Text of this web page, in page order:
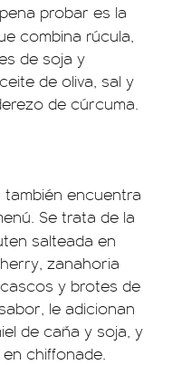
probar es la
combina rúcula,
de soja y
de oliva, sal y
de cúrcuma.
encuentra
Se trata de la
salteada en
zanahoria
y brotes de
le adicionan
de caña y soja, y
chiffonade.